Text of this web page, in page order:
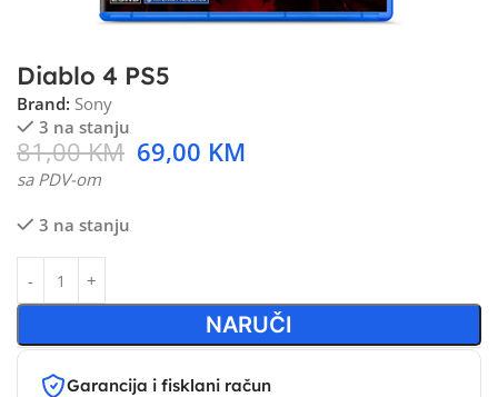
Diablo 4 PS5
Brand: Sony
3 na stanju
81,00KM 69,00 KM
sa PDV-om
3 na stanju
NARUČI
Garancija i fisklani račun